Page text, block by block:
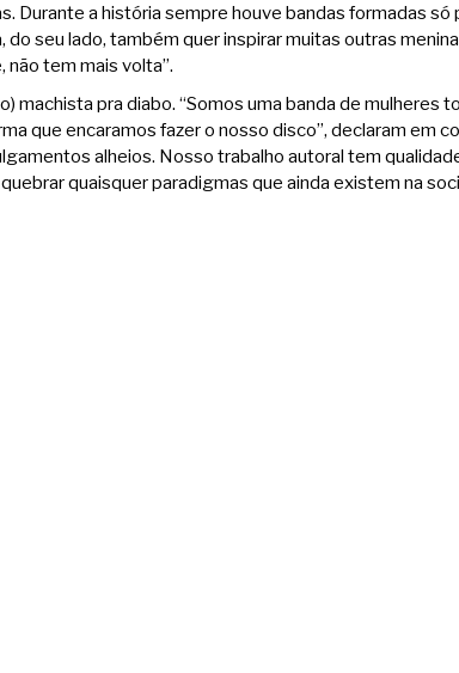
Durante a história sempre houve bandas formadas
seu lado, também quer inspirar muitas outras
não tem mais volta”.
machista pra diabo. “Somos uma banda de
que encaramos fazer o nosso disco”, declaram em
alheios. Nosso trabalho autoral tem
quaisquer paradigmas que ainda existem na